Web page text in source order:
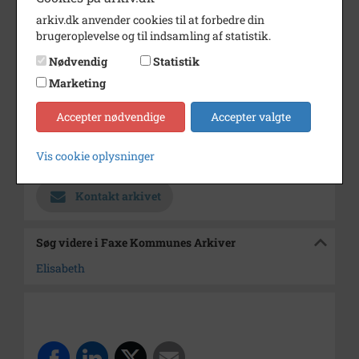
Dateringsnote
1900-1930
Fotograf
Christensen & Co.
Se på kort
Type
Kommune (1970-2050)
Enhed
Faxe Kommune (2007-2050)
Arkiv
Kontakt arkivet
Søg videre i Faxe Kommunes Arkiver
Elisabeth
arkiv.dk anvender cookies til at forbedre din
brugeroplevelse og til indsamling af statistik.
Nødvendig
Statistik
Marketing
Accepter nødvendige Accepter valgte
Vis cookie oplysninger